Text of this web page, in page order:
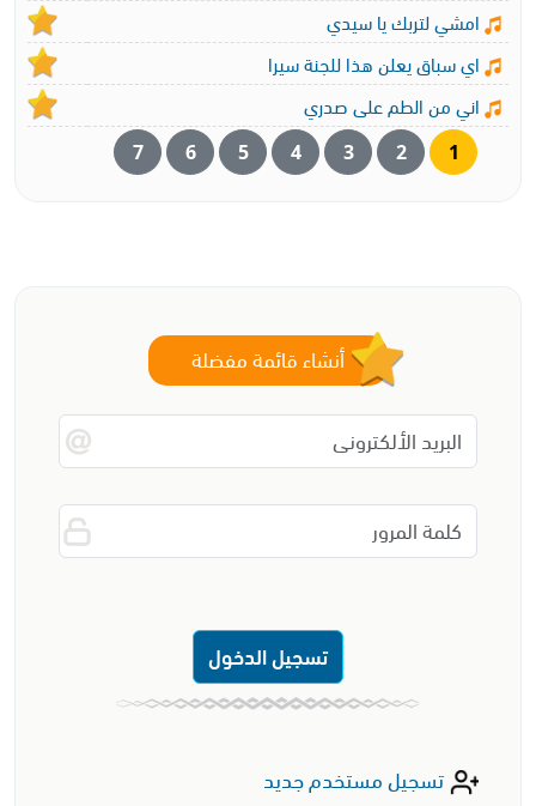
امشي لتربك يا سيدي
اي سباق يعلن هذا للجنة سيرا
اني من الطم على صدري
1
2
3
4
5
6
7
أنشاء قائمة مفضلة
تسجيل الدخول
تسجيل مستخدم جديد